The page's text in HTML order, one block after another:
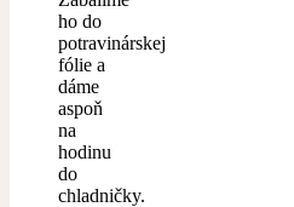
ho do
potravinárskej
fólie a
dáme
aspoň
na
hodinu
do
chladničky.